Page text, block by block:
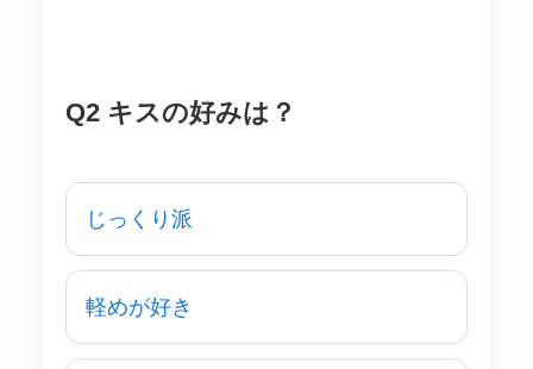
Q2 キスの好みは？
じっくり派
軽めが好き